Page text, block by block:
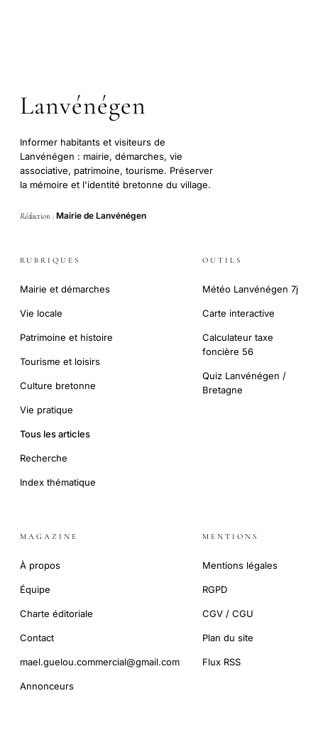
Lanvénégen
Informer habitants et visiteurs de
Lanvénégen : mairie, démarches, vie
associative, patrimoine, tourisme. Préserver
la mémoire et l'identité bretonne du village.
Rédaction : Mairie de Lanvénégen
RUBRIQUES
Mairie et démarches
Vie locale
Patrimoine et histoire
Tourisme et loisirs
Culture bretonne
Vie pratique
Tous les articles
Recherche
Index thématique
OUTILS
Météo Lanvénégen 7j
Carte interactive
Calculateur taxe
foncière 56
Quiz Lanvénégen /
Bretagne
MAGAZINE
À propos
Équipe
Charte éditoriale
Contact
mael.guelou.commercial@gmail.com
Annonceurs
MENTIONS
Mentions légales
RGPD
CGV / CGU
Plan du site
Flux RSS